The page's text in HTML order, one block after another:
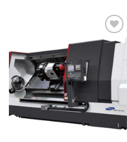
Ajouter
à la liste
d’envies